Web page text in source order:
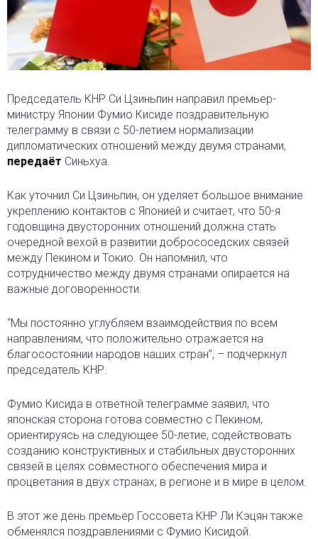
Председатель КНР Си Цзиньпин направил премьер-
министру Японии Фумио Кисиде поздравительную
телеграмму в связи с 50-летием нормализации
дипломатических отношений между двумя странами,
передаёт Синьхуа.
Как уточнил Си Цзиньпин, он уделяет большое внимание
укреплению контактов с Японией и считает, что 50-я
годовщина двусторонних отношений должна стать
очередной вехой в развитии добрососедских связей
между Пекином и Токио. Он напомнил, что
сотрудничество между двумя странами опирается на
важные договоренности.
“Мы постоянно углубляем взаимодействия по всем
направлениям, что положительно отражается на
благосостоянии народов наших стран”, – подчеркнул
председатель КНР.
Фумио Кисида в ответной телеграмме заявил, что
японская сторона готова совместно с Пекином,
ориентируясь на следующее 50-летие, содействовать
созданию конструктивных и стабильных двусторонних
связей в целях совместного обеспечения мира и
процветания в двух странах, в регионе и в мире в целом.
В этот же день премьер Госсовета КНР Ли Кэцян также
обменялся поздравлениями с Фумио Кисидой.